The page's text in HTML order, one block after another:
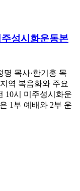
성시화운동본
목사·한기홍 목
역 복음화와 주요
10시 미주성시화운
1부 예배와 2부 운